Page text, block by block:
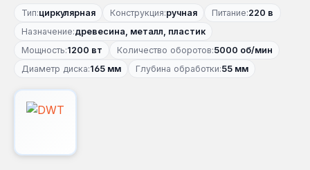
Тип:циркулярная Конструкция:ручная Питание:220 в
Назначение:древесина, металл, пластик
Мощность:1200 вт Количество оборотов:5000 об/мин
Диаметр диска:165 мм Глубина обработки:55 мм